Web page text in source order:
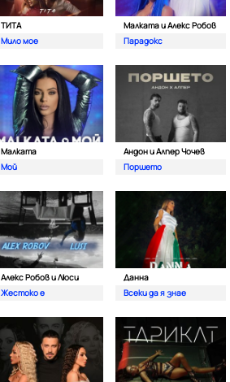
ТИТА
Мило мое
Малката и Алекс Робов
Парадокс
Малката
Мой
Андон и Алпер Чочев
Поршето
Алекс Робов и Люси
Жестоко е
Данна
Всеки да я знае